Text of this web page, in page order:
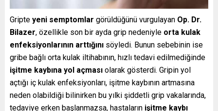
Gripte yeni semptomlar görüldüğünü vurgulayan Op. Dr.
Bilazer, özellikle son bir ayda grip nedeniyle orta kulak
enfeksiyonlarının arttığını söyledi. Bunun sebebinin ise
gribe bağlı orta kulak iltihabının, hızlı tedavi edilmediğinde
işitme kaybına yol açması olarak gösterdi. Gripin yol
açtığı iç kulak enfeksiyonları, işitme kaybının artmasına
neden olabildiği bilinirken bu yılki şiddetli grip vakalarında,
tedaviye erken başlanmazsa, hastaların işitme kaybı